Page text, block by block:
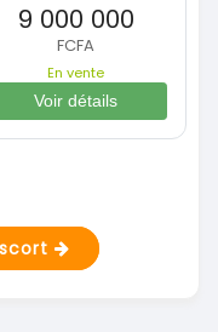
9 000 000
FCFA
En vente
Voir détails